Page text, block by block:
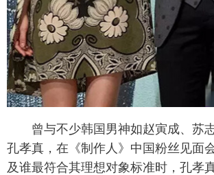
曾与不少韩国男神如赵寅成、苏
孔孝真，在《制作人》中国粉丝见面
及谁最符合其理想对象标准时，孔孝